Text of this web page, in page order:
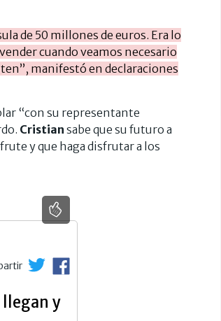
de 50 millones de euros. Era lo
cuando veamos necesario
manifestó en declaraciones
“con su representante
Cristian sabe que su futuro a
y que haga disfrutar a los
llegan y